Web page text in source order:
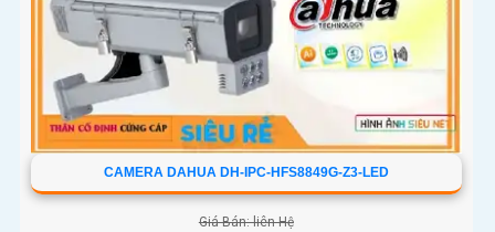
CAMERA DAHUA DH-IPC-HFS8849G-Z3-LED
Giá Bán: liên Hệ